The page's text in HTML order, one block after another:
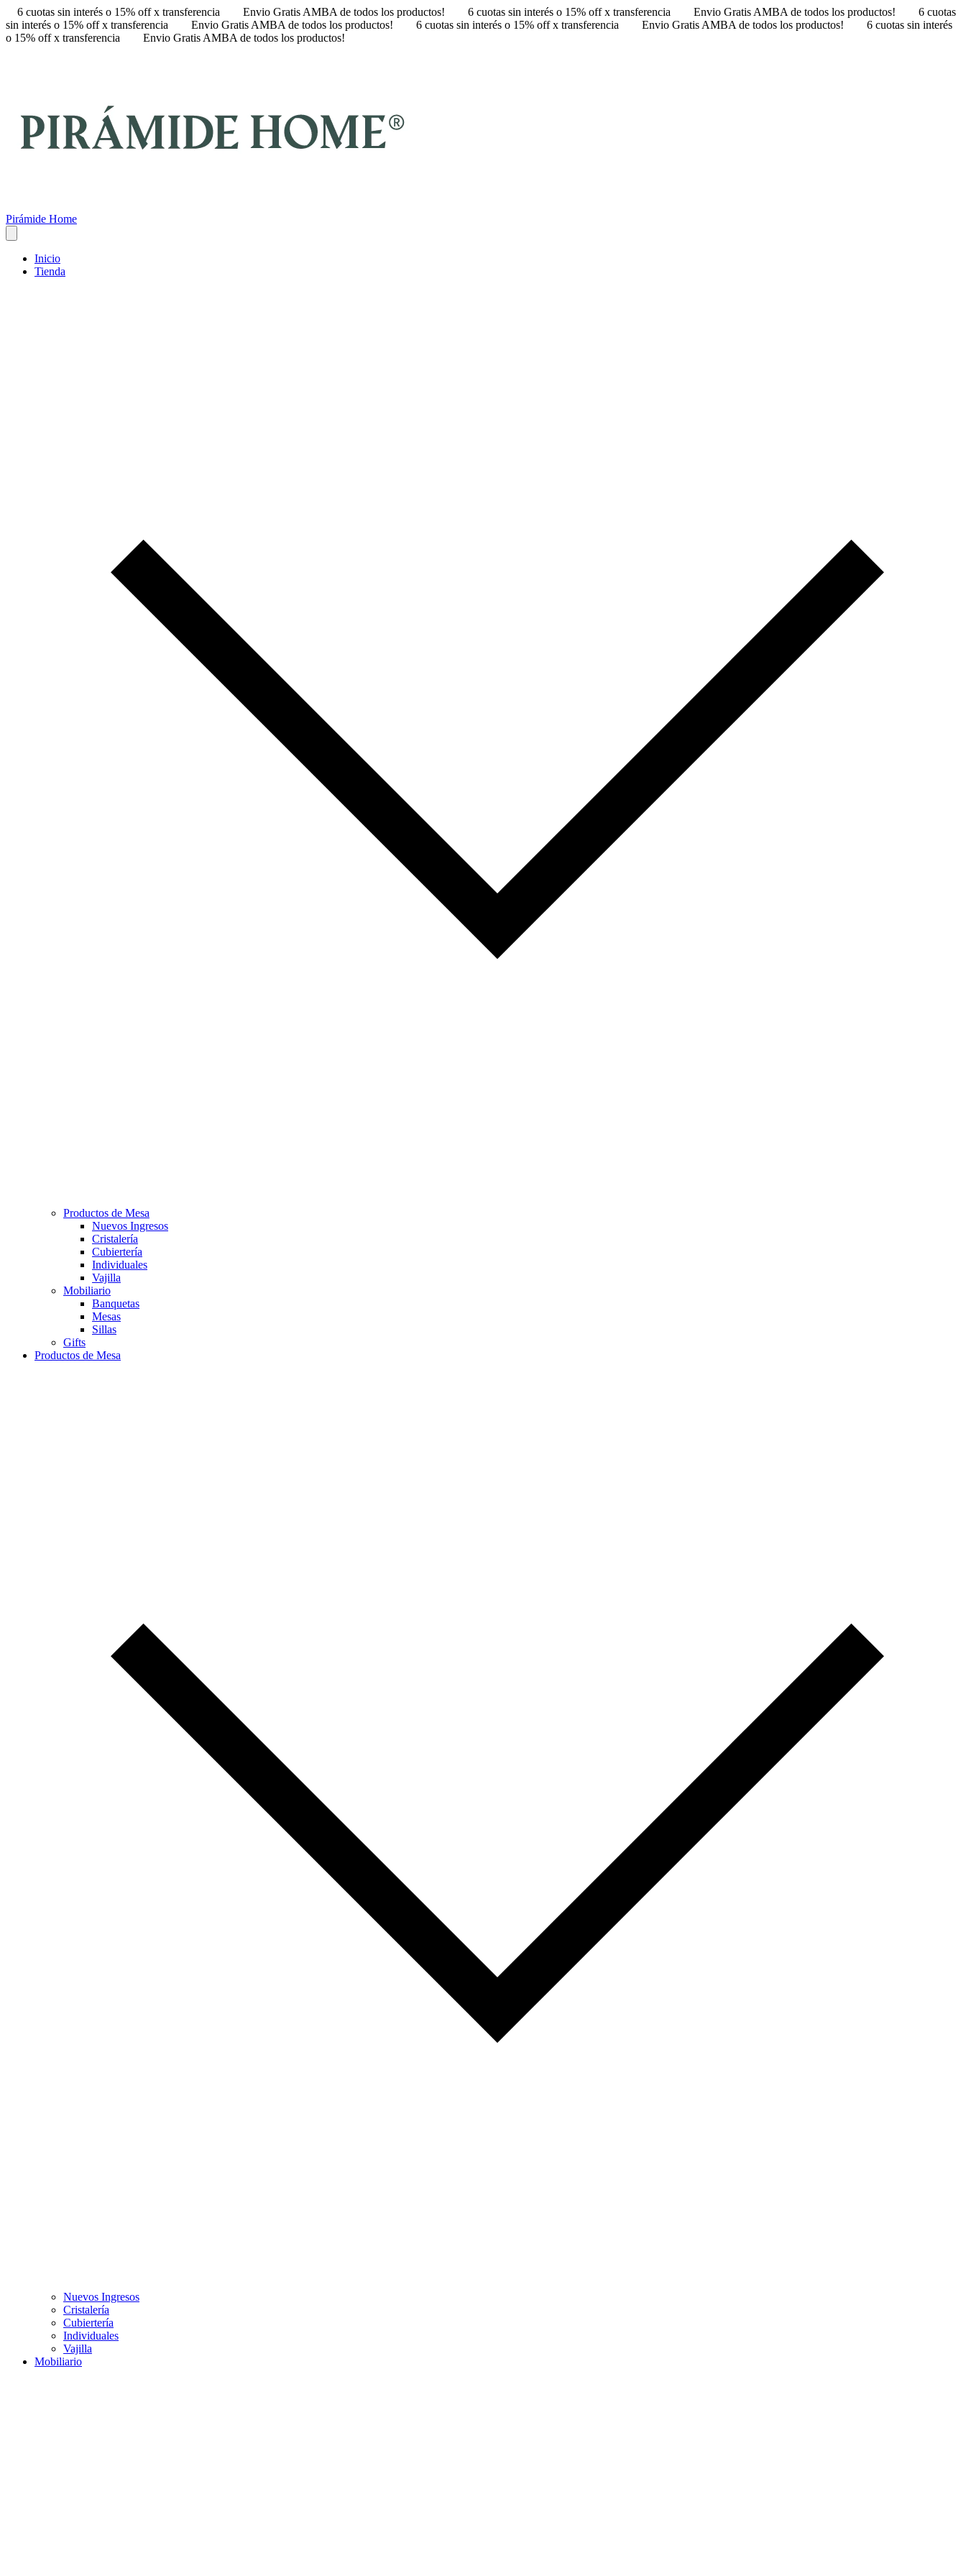
6 cuotas sin interés o 15% off x transferencia Envio Gratis AMBA de todos los productos! 6 cuotas sin interés o 15% off x transferencia Envio Gratis AMBA de todos los productos!
6 cuotas
sin interés o 15% off x transferencia
Envio Gratis AMBA de todos los productos! 6 cuotas sin interés o 15% off x transferencia Envio Gratis AMBA de todos los productos!
6 cuotas sin interés
o 15% off x transferencia
Envio Gratis AMBA de todos los productos!
Pirámide Home
Inicio
Tienda
Productos de Mesa
Nuevos Ingresos
Cristalería
Cubiertería
Individuales
Vajilla
Mobiliario
Banquetas
Mesas
Sillas
Gifts
Productos de Mesa
Nuevos Ingresos
Cristalería
Cubiertería
Individuales
Vajilla
Mobiliario